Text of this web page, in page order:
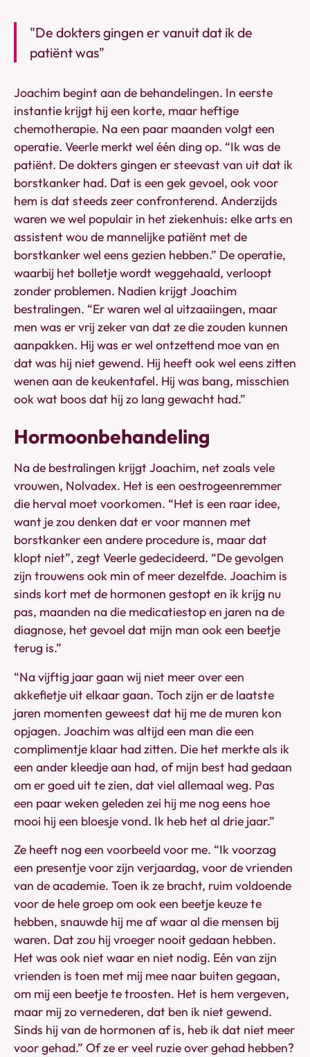
"De dokters gingen er vanuit dat ik de
patiënt was"
Joachim begint aan de behandelingen. In eerste
instantie krijgt hij een korte, maar heftige
chemotherapie. Na een paar maanden volgt een
operatie. Veerle merkt wel één ding op. “Ik was de
patiënt. De dokters gingen er steevast van uit dat ik
borstkanker had. Dat is een gek gevoel, ook voor
hem is dat steeds zeer confronterend. Anderzijds
waren we wel populair in het ziekenhuis: elke arts en
assistent wou de mannelijke patiënt met de
borstkanker wel eens gezien hebben.” De operatie,
waarbij het bolletje wordt weggehaald, verloopt
zonder problemen. Nadien krijgt Joachim
bestralingen. “Er waren wel al uitzaaiingen, maar
men was er vrij zeker van dat ze die zouden kunnen
aanpakken. Hij was er wel ontzettend moe van en
dat was hij niet gewend. Hij heeft ook wel eens zitten
wenen aan de keukentafel. Hij was bang, misschien
ook wat boos dat hij zo lang gewacht had.”
Hormoonbehandeling
Na de bestralingen krijgt Joachim, net zoals vele
vrouwen, Nolvadex. Het is een oestrogeenremmer
die herval moet voorkomen. “Het is een raar idee,
want je zou denken dat er voor mannen met
borstkanker een andere procedure is, maar dat
klopt niet”, zegt Veerle gedecideerd. “De gevolgen
zijn trouwens ook min of meer dezelfde. Joachim is
sinds kort met de hormonen gestopt en ik krijg nu
pas, maanden na die medicatiestop en jaren na de
diagnose, het gevoel dat mijn man ook een beetje
terug is.”
“Na vijftig jaar gaan wij niet meer over een
akkefietje uit elkaar gaan. Toch zijn er de laatste
jaren momenten geweest dat hij me de muren kon
opjagen. Joachim was altijd een man die een
complimentje klaar had zitten. Die het merkte als ik
een ander kleedje aan had, of mijn best had gedaan
om er goed uit te zien, dat viel allemaal weg. Pas
een paar weken geleden zei hij me nog eens hoe
mooi hij een bloesje vond. Ik heb het al drie jaar.”
Ze heeft nog een voorbeeld voor me. “Ik voorzag
een presentje voor zijn verjaardag, voor de vrienden
van de academie. Toen ik ze bracht, ruim voldoende
voor de hele groep om ook een beetje keuze te
hebben, snauwde hij me af waar al die mensen bij
waren. Dat zou hij vroeger nooit gedaan hebben.
Het was ook niet waar en niet nodig. Eén van zijn
vrienden is toen met mij mee naar buiten gegaan,
om mij een beetje te troosten. Het is hem vergeven,
maar mij zo vernederen, dat ben ik niet gewend.
Sinds hij van de hormonen af is, heb ik dat niet meer
voor gehad.” Of ze er veel ruzie over gehad hebben?